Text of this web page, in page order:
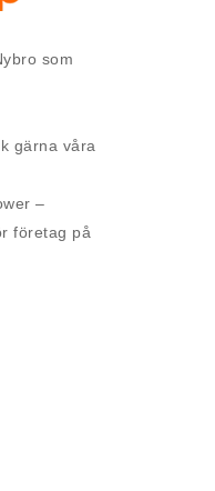
som
gärna våra
–
företag på